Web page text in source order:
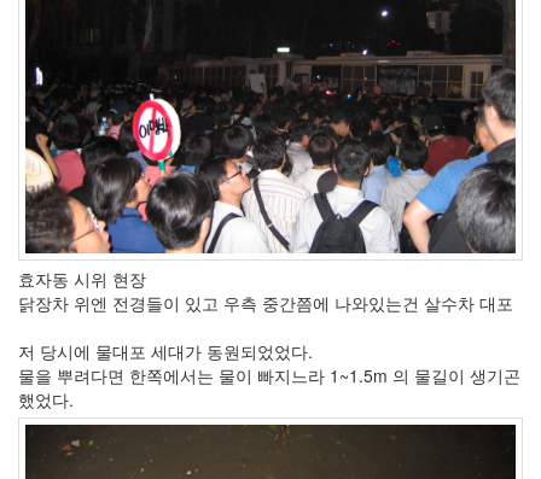
효자동 시위 현장
닭장차 위엔 전경들이 있고 우측 중간쯤에 나와있는건 살수차 대포
저 당시에 물대포 세대가 동원되었었다.
물을 뿌려다면 한쪽에서는 물이 빠지느라 1~1.5m 의 물길이 생기곤
했었다.